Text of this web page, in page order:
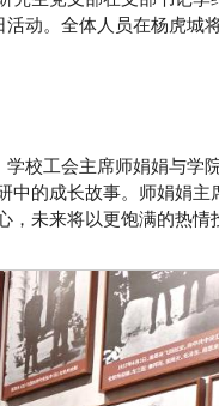
动。全体人员在杨虎城
校工会主席师娟娟与学
中的成长故事。师娟娟主
，未来将以更饱满的热情